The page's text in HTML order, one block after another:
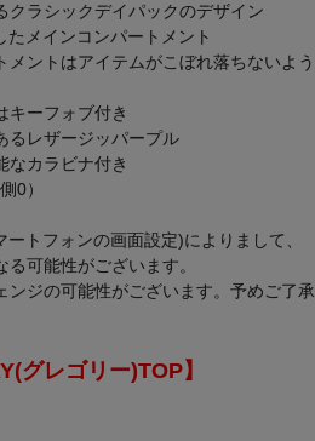
クラシックデイパックのデザイン
たメインコンパートメント
メントはアイテムがこぼれ落ちないよう
キーフォブ付き
るレザージッパープル
なカラビナ付き
0）
トフォンの画面設定)によりまして、
可能性がございます。
ジの可能性がございます。予めご了承
グレゴリー)TOP】